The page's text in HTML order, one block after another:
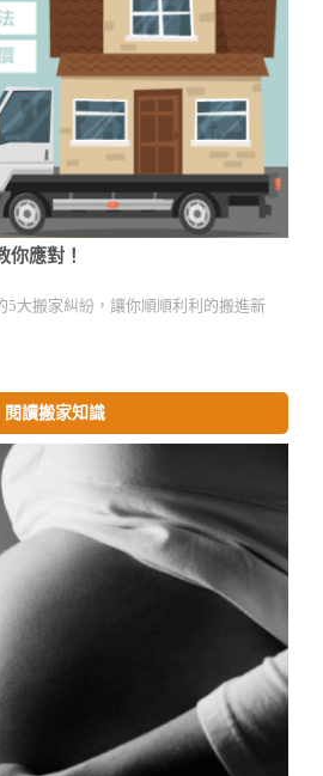
你應對！
5大搬家糾紛，讓你順順利利的搬進新
閱讀搬家知識